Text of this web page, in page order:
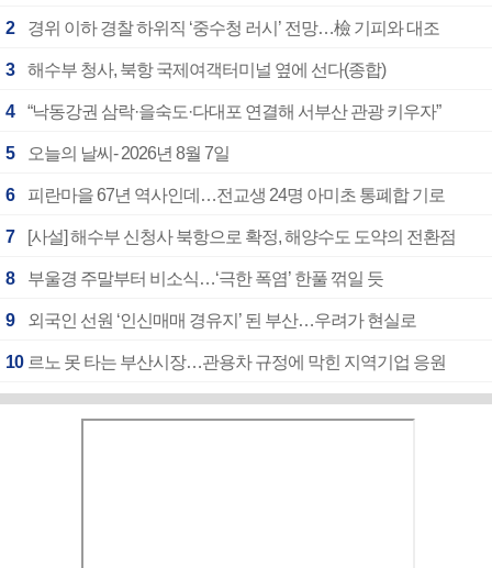
2 경위 이하 경찰 하위직 ‘중수청 러시’ 전망…檢 기피와 대조
3 해수부 청사, 북항 국제여객터미널 옆에 선다(종합)
4 “낙동강권 삼락·을숙도·다대포 연결해 서부산 관광 키우자”
5 오늘의 날씨- 2026년 8월 7일
6 피란마을 67년 역사인데…전교생 24명 아미초 통폐합 기로
7 [사설] 해수부 신청사 북항으로 확정, 해양수도 도약의 전환점
8 부울경 주말부터 비소식…‘극한 폭염’ 한풀 꺾일 듯
9 외국인 선원 ‘인신매매 경유지’ 된 부산…우려가 현실로
10 르노 못 타는 부산시장…관용차 규정에 막힌 지역기업 응원